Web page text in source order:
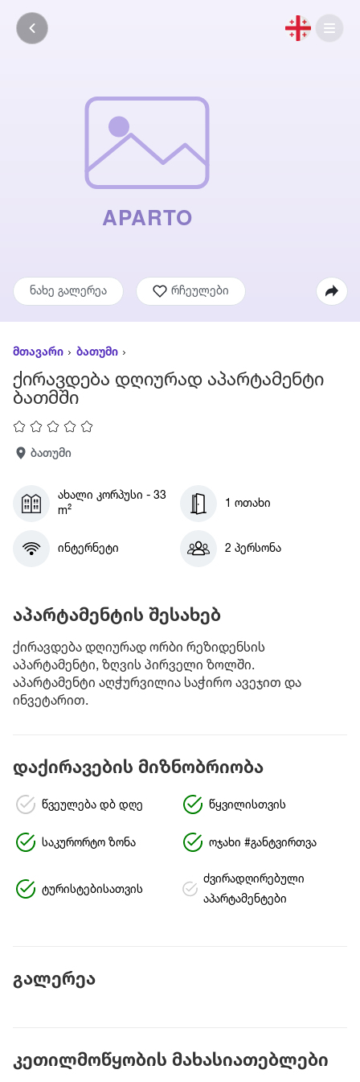
ნახე გალერეა რჩეულები
მთავარი ბათუმი
ქირავდება დღიურად აპარტამენტი
ბათმში
ბათუმი
ახალი კორპუსი - 33
m²
1 ოთახი
ინტერნეტი 2 პერსონა
აპარტამენტის შესახებ
ქირავდება დღიურად ორბი რეზიდენსის
აპარტამენტი, ზღვის პირველი ზოლში.
აპარტამენტი აღჭურვილია საჭირო ავეჯით და
ინვეტარით.
დაქირავების მიზნობრიობა
წვეულება დბ დღე წყვილისთვის
საკურორტო ზონა ოჯახი #განტვირთვა
ტურისტებისათვის
ძვირადღირებული
აპარტამენტები
გალერეა
კეთილმოწყობის მახასიათებლები